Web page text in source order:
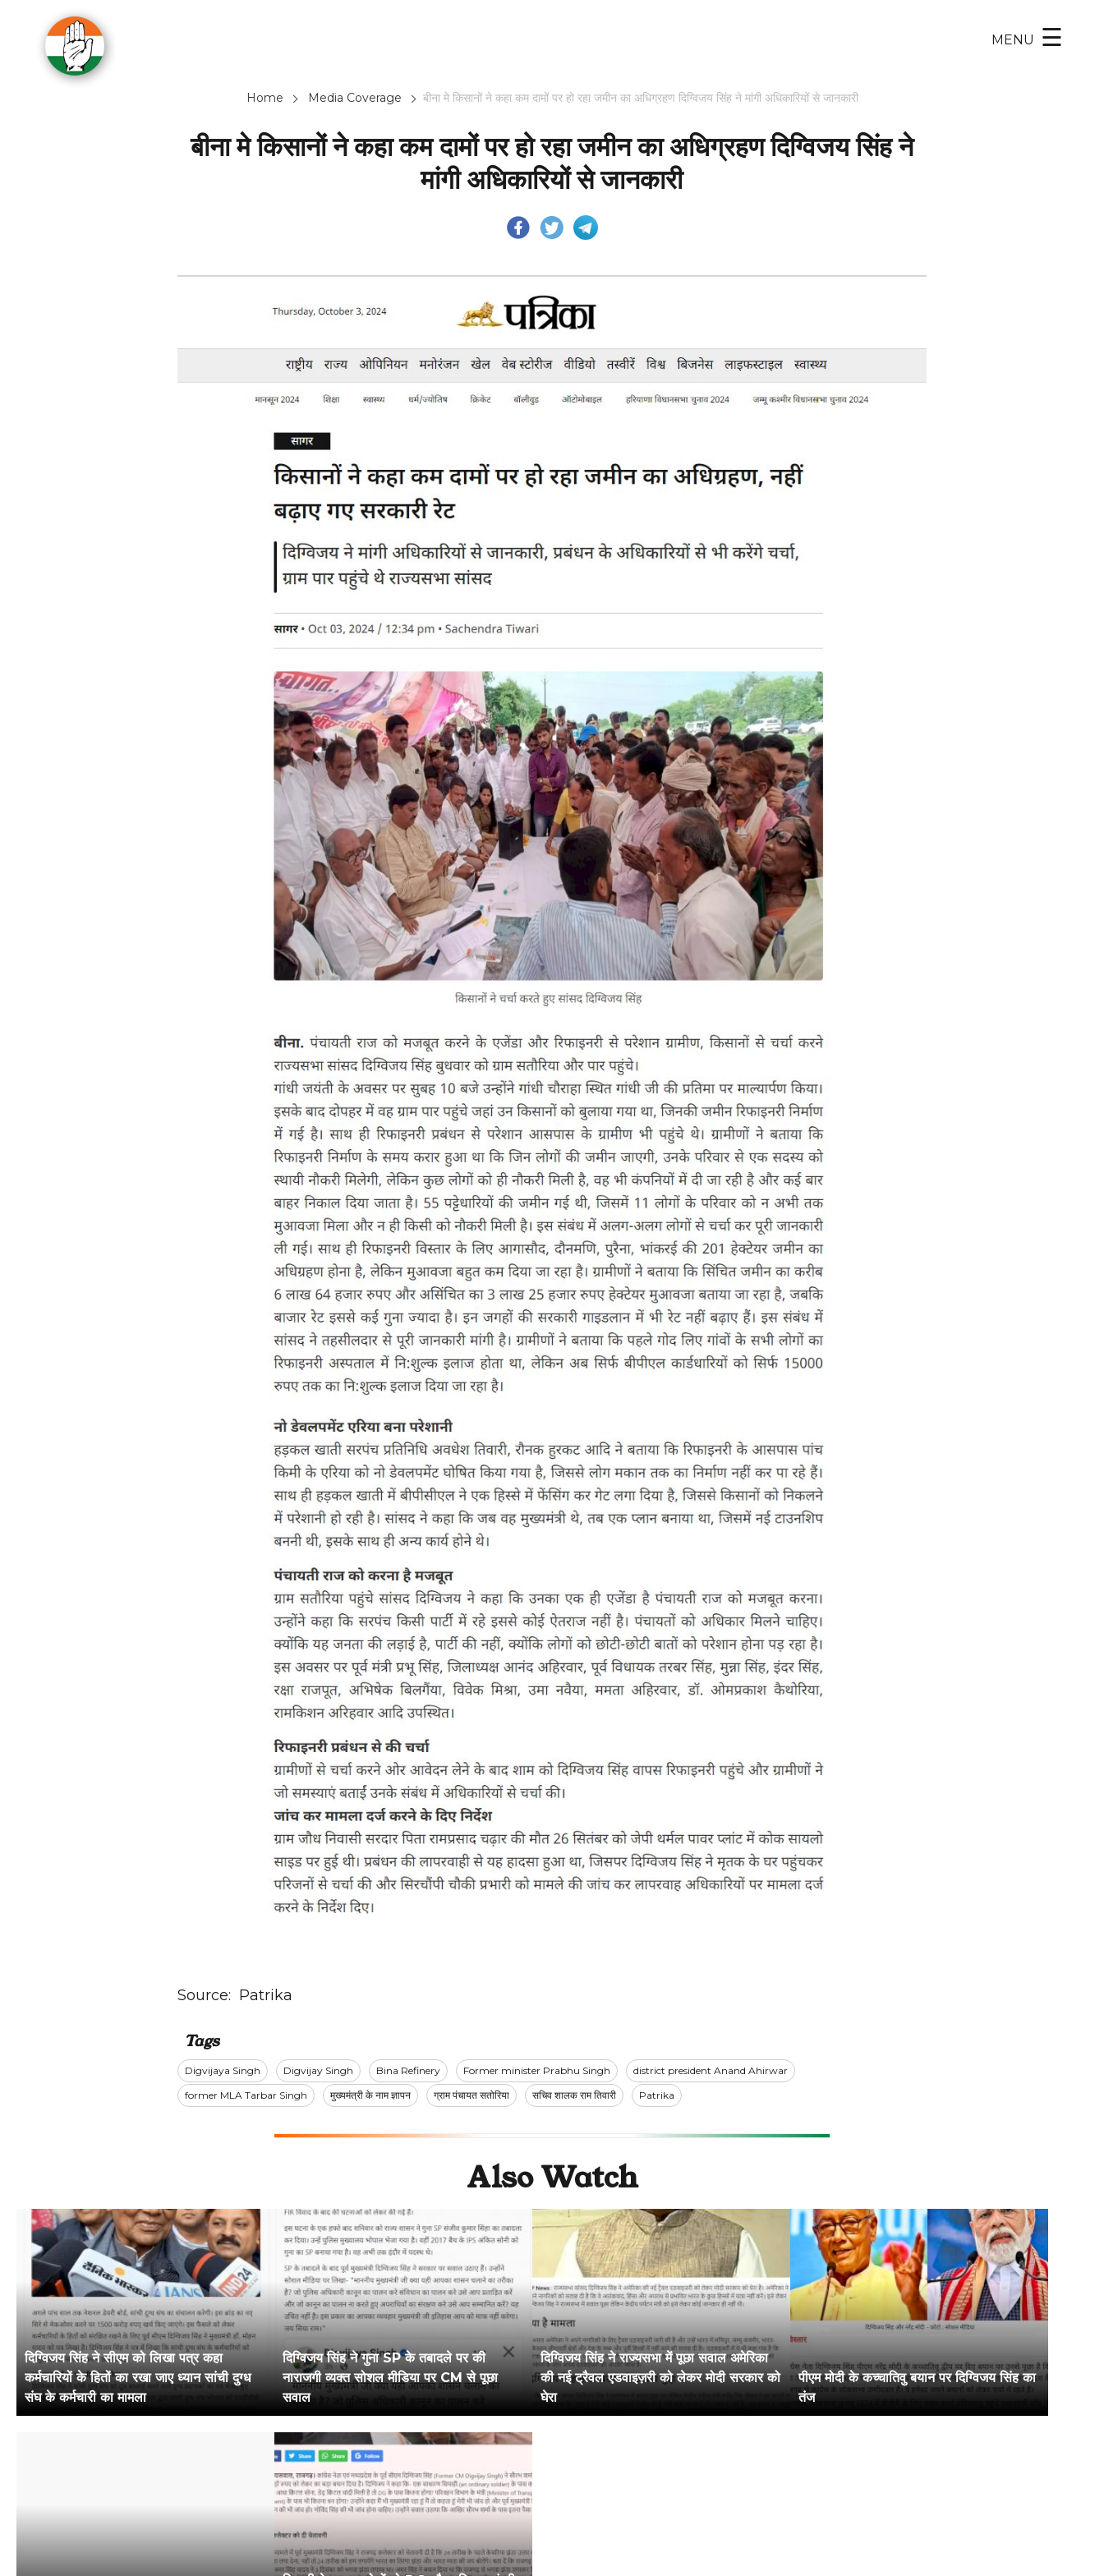
MENU ☰
Home Media Coverage बीना मे किसानों ने कहा कम दामों पर हो रहा जमीन का अधिग्रहण दिग्विजय सिंह ने मांगी अधिकारियों से जानकारी
बीना मे किसानों ने कहा कम दामों पर हो रहा जमीन का अधिग्रहण दिग्विजय सिंह ने
मांगी अधिकारियों से जानकारी
Source: Patrika
Tags
Digvijaya Singh Digvijay Singh Bina Refinery Former minister Prabhu Singh
district president Anand Ahirwar
former MLA Tarbar Singh
मुख्यमंत्री के नाम ज्ञापन ग्राम पंचायत सतोरिया सचिव शालक राम तिवारी Patrika
Also Watch
दिग्विजय सिंह ने सीएम को लिखा पत्र कहा
कर्मचारियों के हितों का रखा जाए ध्यान सांची दुग्ध
संघ के कर्मचारी का मामला
दिग्विजय सिंह ने गुना SP के तबादले पर की
नाराजगी व्यक्त सोशल मीडिया पर CM से पूछा
सवाल
दिग्विजय सिंह ने राज्यसभा में पूछा सवाल अमेरिका
की नई ट्रैवल एडवाइज़री को लेकर मोदी सरकार को
घेरा
पीएम मोदी के कच्चातिवु बयान पर दिग्विजय सिंह का
तंज